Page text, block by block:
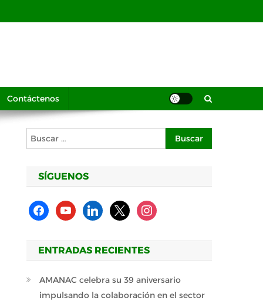
Contáctenos
Buscar:
SÍGUENOS
facebookyoutubelinkedin
x instagram
ENTRADAS RECIENTES
AMANAC celebra su 39 aniversario
impulsando la colaboración en el sector